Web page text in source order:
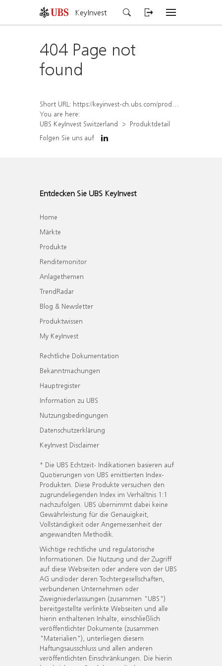
KeyInvest
404 Page not
found
Short URL: https://keyinvest-ch.ubs.com/produkt/detail/index/isin/CH1570499124
You are here:
UBS KeyInvest Switzerland
Produktdetail
Folgen Sie uns auf
Entdecken Sie UBS KeyInvest
Home
Märkte
Produkte
Renditemonitor
Anlagethemen
TrendRadar
Blog & Newsletter
Produktwissen
My KeyInvest
Rechtliche Dokumentation
Bekanntmachungen
Hauptregister
Information zu UBS
Nutzungsbedingungen
Datenschutzerklärung
KeyInvest Disclaimer
* Die UBS Echtzeit- Indikationen basieren auf
Quotierungen von UBS emittierten Index-
Produkten. Diese Produkte versuchen den
zugrundeliegenden Index im Verhältnis 1:1
nachzufolgen. UBS übernimmt dabei keine
Gewährleistung für die Genauigkeit,
Vollständigkeit oder Angemessenheit der
angewandten Methodik.
Wichtige rechtliche und regulatorische
Informationen. Die Nutzung und der Zugriff
auf diese Webseiten oder andere von der UBS
AG und/oder deren Tochtergesellschaften,
verbundenen Unternehmen oder
Zweigniederlassungen (zusammen "UBS")
bereitgestellte verlinkte Webseiten und alle
hierin enthaltenen Inhalte, einschließlich
veröffentlichter Dokumente (zusammen
"Materialien"), unterliegen diesem
Haftungsausschluss und allen anderen
veröffentlichten Einschränkungen. Die hierin